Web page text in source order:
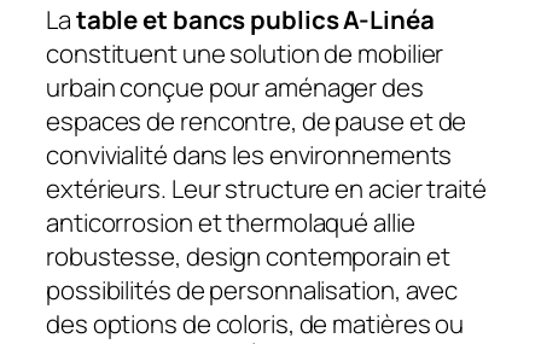
Latable et bancs publics A-Linéa
constituent une solution de mobilier
urbain conçue pour aménager des
espaces de rencontre, de pause et de
convivialité dans les environnements
extérieurs. Leur structure en acier traité
anticorrosion et thermolaqué allie
robustesse, design contemporain et
possibilités de personnalisation, avec
des options de coloris, de matières ou